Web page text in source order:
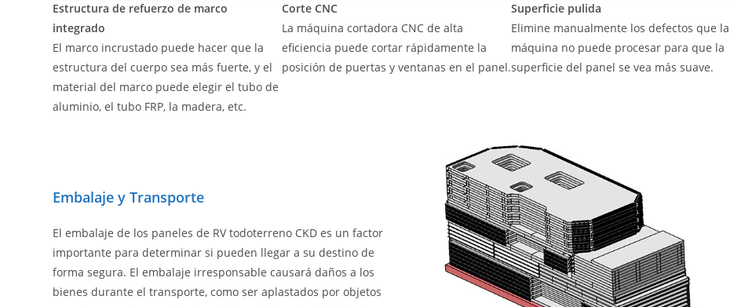
Estructura de refuerzo de marco
integrado
El marco incrustado puede hacer que la
estructura del cuerpo sea más fuerte, y el
material del marco puede elegir el tubo de
aluminio, el tubo FRP, la madera, etc.
Corte CNC
La máquina cortadora CNC de alta
eficiencia puede cortar rápidamente la
posición de puertas y ventanas en el panel.
Superficie pulida
Elimine manualmente los defectos que la
máquina no puede procesar para que la
superficie del panel se vea más suave.
Embalaje y Transporte
El embalaje de los paneles de RV todoterreno CKD es un factor
importante para determinar si pueden llegar a su destino de
forma segura. El embalaje irresponsable causará daños a los
bienes durante el transporte, como ser aplastados por objetos